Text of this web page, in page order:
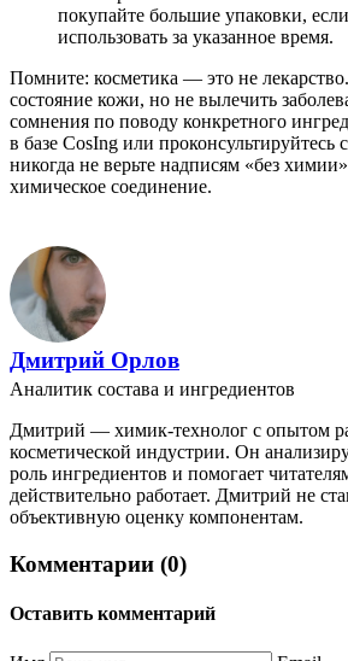
покупайте большие упаковки,
использовать за указанное время.
Помните: косметика — это не
состояние кожи, но не вылечить
сомнения по поводу конкретного
в базе CosIng или проконсультируйтесь
никогда не верьте надписям «без
химическое соединение.
Дмитрий Орлов
Аналитик состава и ингредиентов
Дмитрий — химик-технолог с опытом
косметической индустрии. Он
роль ингредиентов и помогает
действительно работает. Дмитрий не
объективную оценку компонентам.
Комментарии (0)
Оставить комментарий